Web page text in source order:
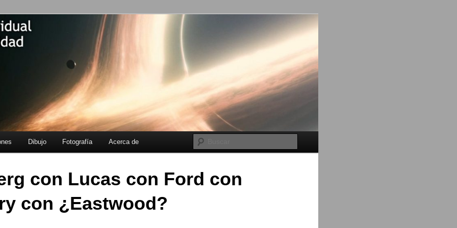
de
Dibujo Fotografía Acerca de
con Lucas con Ford con
con ¿Eastwood?